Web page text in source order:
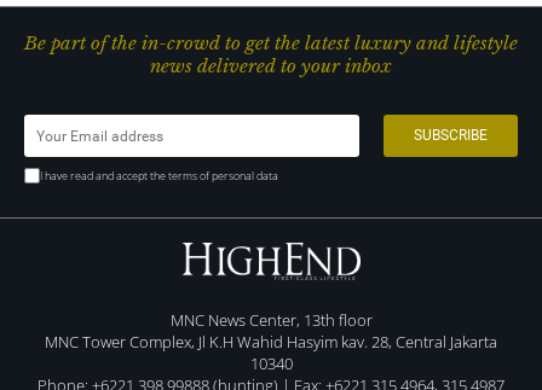
Be part of the in-crowd to get the latest luxury and lifestyle
news delivered to your inbox
I have read and accept the terms of personal data
MNC News Center, 13th floor
MNC Tower Complex, Jl K.H Wahid Hasyim kav. 28, Central Jakarta
10340
Phone: +6221 398 99888 (hunting) | Fax: +6221 315 4964, 315 4987